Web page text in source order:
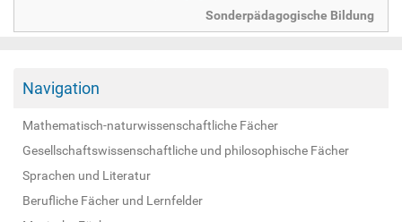
Sonderpädagogische Bildung
Navigation
Mathematisch-naturwissenschaftliche Fächer
Gesellschaftswissenschaftliche und philosophische Fächer
Sprachen und Literatur
Berufliche Fächer und Lernfelder